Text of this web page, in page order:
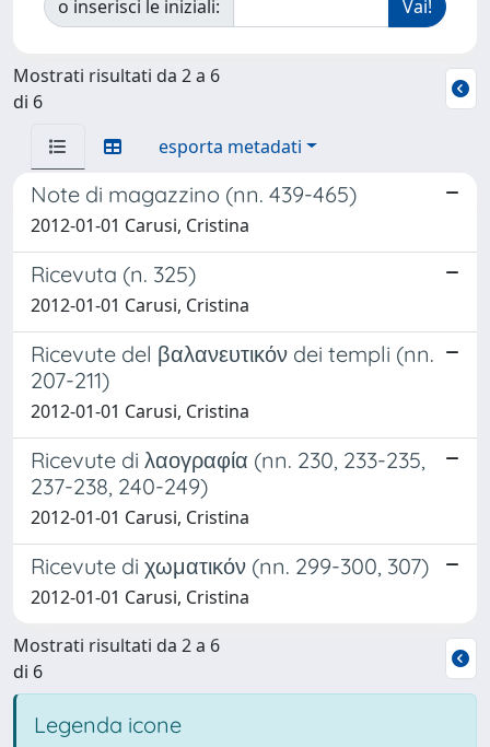
o inserisci le iniziali:
Mostrati risultati da 2 a 6
di 6
esporta metadati
Note di magazzino (nn. 439-465)
2012-01-01 Carusi, Cristina
Ricevuta (n. 325)
2012-01-01 Carusi, Cristina
Ricevute del βαλανευτικόν dei templi (nn.
207-211)
2012-01-01 Carusi, Cristina
Ricevute di λαογραφία (nn. 230, 233-235,
237-238, 240-249)
2012-01-01 Carusi, Cristina
Ricevute di χωματικόν (nn. 299-300, 307)
2012-01-01 Carusi, Cristina
Mostrati risultati da 2 a 6
di 6
Legenda icone